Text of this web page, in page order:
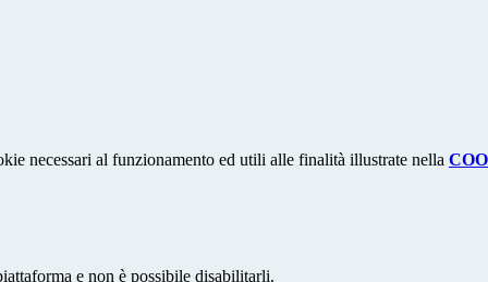
necessari al funzionamento ed utili alle finalità illustrate nella
e non è possibile disabilitarli.